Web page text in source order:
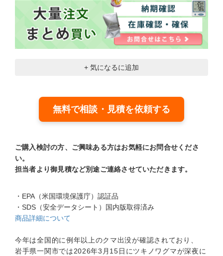
+ 気になるに追加
無料で相談・見積を依頼する
ご購入検討の方、ご興味ある方はお気軽にお問合せくださ
い。
担当者より御見積など別途ご連絡させていただきます。
・EPA（米国環境保護庁）認証品
・SDS（安全データシート）国内版取得済み
商品詳細について
今年は全国的に例年以上のクマ出没が確認されており、
岩手県一関市では2026年3月15日にツキノワグマが深夜に